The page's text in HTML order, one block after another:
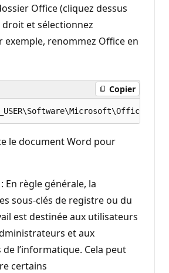
Office (cliquez dessus
et sélectionnez
exemple, renommez Office en
Copier
le document Word pour
En règle générale, la
sous-clés de registre ou du
est destinée aux utilisateurs
et aux
l’informatique. Cela peut
certains